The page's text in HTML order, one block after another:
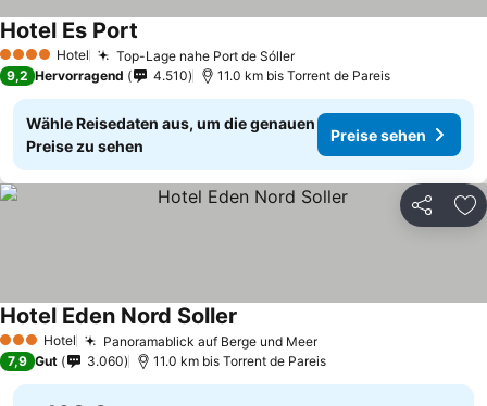
4 Sterne Hotel Top-Lage nahe Port de Sóller
Hotel Es Port
9,2 Hervorragend 4.510 11.0 km bis Torrent de Pareis
Wähle Reisedaten aus, um die genauen
Preise zu sehen
Preise sehen
Teilen
3 SterneHotel Panoramablick auf Berge und Meer
Hotel Eden Nord Soller
7,9 Gut 3.060 11.0 km bis Torrent de Pareis